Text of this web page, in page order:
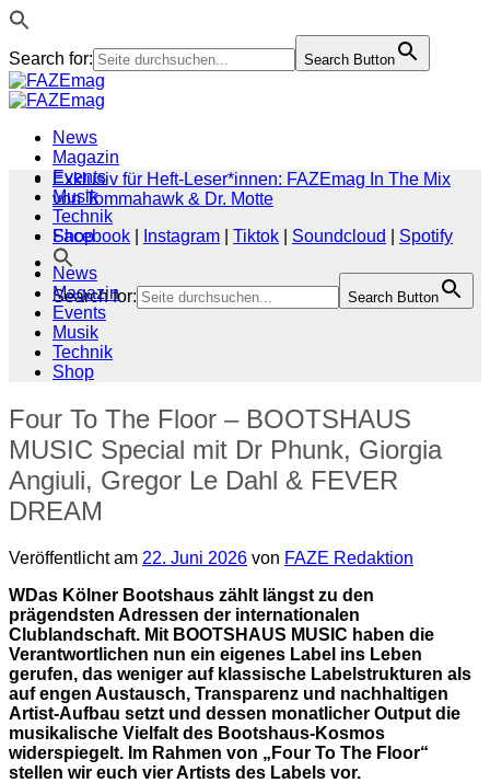
Search for: Search Button
Zum
Inhalt
News
Magazin
Events
Musik
Technik
Shop
Search for: Search Button
Exklusiv für Heft-Leser*innen: FAZEmag In The Mix
von Tommahawk & Dr. Motte
Facebook
Instagram Tiktok Soundcloud
Spotify
News
Magazin
Events
Musik
Technik
Shop
Four To The Floor – BOOTSHAUS
MUSIC Special mit Dr Phunk, Giorgia
Angiuli, Gregor Le Dahl & FEVER
DREAM
Veröffentlicht am 22. Juni 2026 von FAZE Redaktion
WDas Kölner Bootshaus zählt längst zu den
prägendsten Adressen der internationalen
Clublandschaft. Mit BOOTSHAUS MUSIC haben die
Verantwortlichen nun ein eigenes Label ins Leben
gerufen, das weniger auf klassische Labelstrukturen als
auf engen Austausch, Transparenz und nachhaltigen
Artist-Aufbau setzt und dessen monatlicher Output die
musikalische Vielfalt des Bootshaus-Kosmos
widerspiegelt. Im Rahmen von „Four To The Floor“
stellen wir euch vier Artists des Labels vor.